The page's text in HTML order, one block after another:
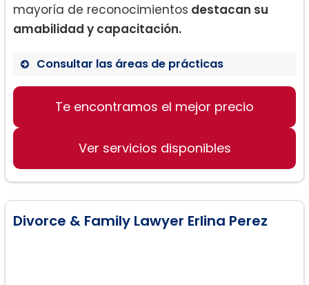
mayoría de reconocimientos destacan su
amabilidad y capacitación.
Consultar las áreas de prácticas
Derecho de familia
Mediación y arbitraje en asuntos
matrimoniales
Te encontramos el mejor precio
Ver servicios disponibles
Divorce & Family Lawyer Erlina Perez